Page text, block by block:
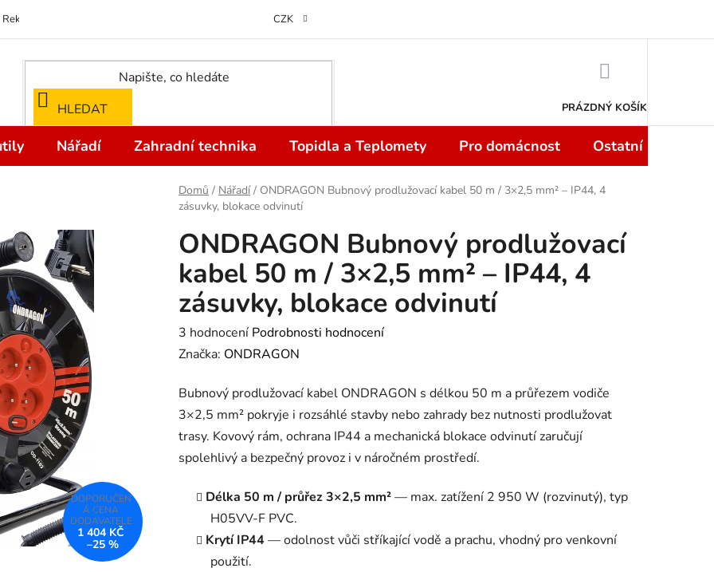
Reklamace Odstoupení od kupní smlouvy do 14 dní
CZK
HLEDAT PRÁZDNÝ KOŠÍK
Nářadí Zahradní technika Topidla a Teplomety Pro domácnost Ostatní
Domů / Nářadí / ONDRAGON Bubnový prodlužovací kabel 50 m / 3×2,5 mm² – IP44, 4
zásuvky, blokace odvinutí
ONDRAGON Bubnový prodlužovací
kabel 50 m / 3×2,5 mm² – IP44, 4
zásuvky, blokace odvinutí
Průměrné
hodnocení
je
5,0
z
5
3 hodnocení Podrobnosti hodnocení
Značka: ONDRAGON
Bubnový prodlužovací kabel ONDRAGON s délkou 50 m a průřezem vodiče
3×2,5 mm² pokryje i rozsáhlé stavby nebo zahrady bez nutnosti prodlužovat
trasy. Kovový rám, ochrana IP44 a mechanická blokace odvinutí zaručují
spolehlivý a bezpečný provoz i v náročném prostředí.
Délka 50 m / průřez 3×2,5 mm²— max. zatížení 2 950 W (rozvinutý), typ
H05VV-F PVC.
Krytí IP44— odolnost vůči stříkající vodě a prachu, vhodný pro venkovní
použití.
1 404 KČ
–25 %